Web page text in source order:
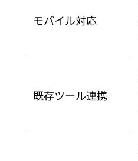
モバイル対応
既存ツール連携